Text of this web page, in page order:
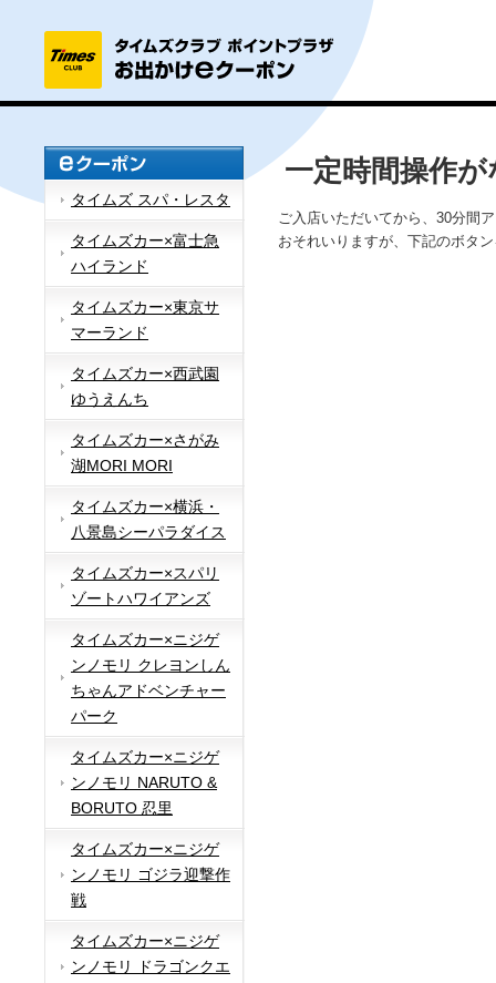
タイムズ スパ・レスタ
タイムズカー×富士急
ハイランド
タイムズカー×東京サ
マーランド
タイムズカー×西武園
ゆうえんち
タイムズカー×さがみ
湖MORI MORI
タイムズカー×横浜・
八景島シーパラダイス
タイムズカー×スパリ
ゾートハワイアンズ
タイムズカー×ニジゲ
ンノモリ クレヨンしん
ちゃんアドベンチャー
パーク
タイムズカー×ニジゲ
ンノモリ NARUTO &
BORUTO 忍里
タイムズカー×ニジゲ
ンノモリ ゴジラ迎撃作
戦
タイムズカー×ニジゲ
ンノモリ ドラゴンクエ
一定時間操作
ご入店いただいてから、30分間
おそれいりますが、下記のボタ